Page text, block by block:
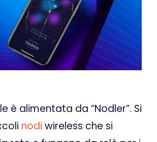
è alimentata da “Nodler”. Si
nodi wireless che si